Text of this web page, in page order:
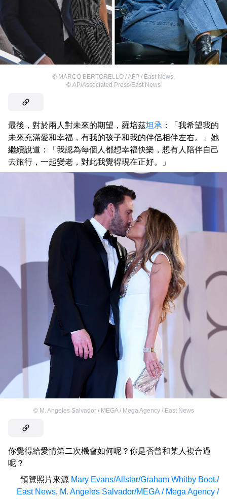
© MARCO BERTORELLO / AFP / East News,
© AP/Associated Press/East News
最後，對於兩人對未來的期望，羅培茲坦承 ：「我希望我的
未來充滿愛和幸福，有我的孩子和我的伴侶相伴左右。」她
繼續說道：「我認為每個人都想幸福快樂，想有人陪伴自己
去旅行，一起變老，對此我覺得現在正好。」
© M. Angeles Salvador / MEGA / Mega Agency / East News
你覺得給愛情第二次機會如何呢？你是否曾和某人複合過
呢？
預覽照片來源 Mary Evans/Allstar/Graham Whitby Boot./
East News, M. Angeles Salvador/MEGA / Mega Agency /